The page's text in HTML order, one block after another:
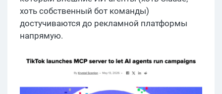
хоть собственный бот команды)
достучиваются до рекламной платформы
напрямую.